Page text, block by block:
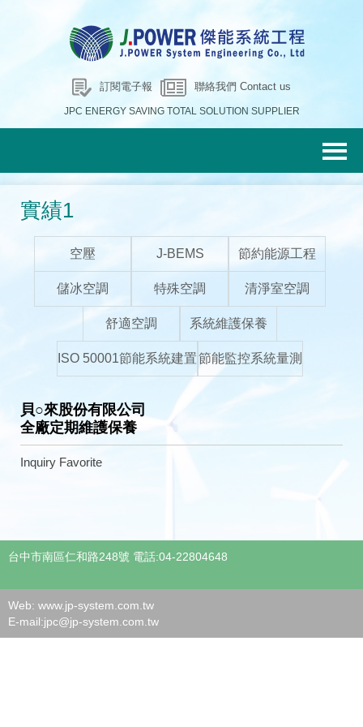
訂閱電子報 聯絡我們 Contact us
JPC ENERGY SAVING TOTAL SOLUTION SUPPLIER
實績1
空壓 J-BEMS 節約能源工程
儲冰空調 特殊空調 清淨室空調
舒適空調 系統維護保養
ISO 50001節能系統建置節能監控系統量測
貝○來股份有限公司
全廠定期維護保養
Inquiry Favorite
台中市南區仁和路248號 電話:04-22804648
Web: www.jp-system.com.tw
E-mail:jpc@jp-system.com.tw